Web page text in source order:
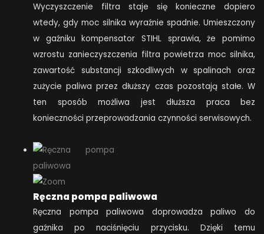
Wyczyszczenie filtra staje się konieczne dopiero
wtedy, gdy moc silnika wyraźnie spadnie. Umieszczony
w gaźniku kompensator STIHL sprawia, że pomimo
wzrostu zanieczyszczenia filtra powietrza moc silnika,
zawartość substancji szkodliwych w spalinach oraz
zużycie paliwa przez dłuższy czas pozostają stałe. W
ten sposób możliwa jest dłuższa praca bez
konieczności przeprowadzania czynności serwisowych.
Ręczna pompa paliwowa
Ręczna pompa paliwowa doprowadza paliwo do
gaźnika po naciśnięciu przycisku. Dzięki temu